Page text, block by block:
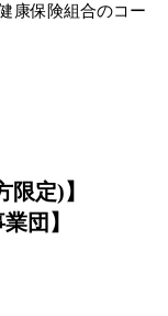
康保険組合のコー
定)】
団】